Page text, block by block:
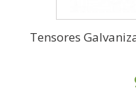
Tensores